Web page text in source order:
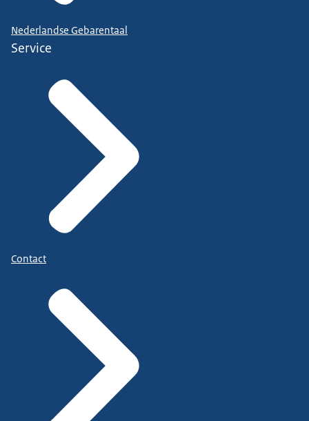
Nederlandse Gebarentaal
Service
Contact